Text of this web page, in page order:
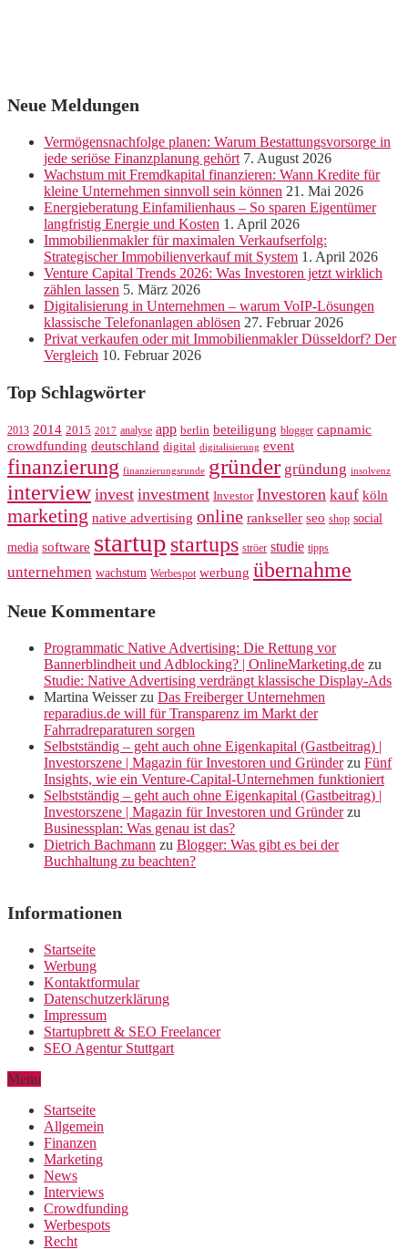
Neue Meldungen
Vermögensnachfolge planen: Warum Bestattungsvorsorge in
jede seriöse Finanzplanung gehört 7. August 2026
Wachstum mit Fremdkapital finanzieren: Wann Kredite für
kleine Unternehmen sinnvoll sein können 21. Mai 2026
Energieberatung Einfamilienhaus – So sparen Eigentümer
langfristig Energie und Kosten 1. April 2026
Immobilienmakler für maximalen Verkaufserfolg:
Strategischer Immobilienverkauf mit System 1. April 2026
Venture Capital Trends 2026: Was Investoren jetzt wirklich
zählen lassen 5. März 2026
Digitalisierung in Unternehmen – warum VoIP-Lösungen
klassische Telefonanlagen ablösen 27. Februar 2026
Privat verkaufen oder mit Immobilienmakler Düsseldorf? Der
Vergleich 10. Februar 2026
Top Schlagwörter
2013 2014 2015 2017 analyse app berlin beteiligung blogger capnamic
crowdfunding deutschland digital digitalisierung event
finanzierung finanzierungsrunde gründer gründung insolvenz
interview invest investment Investor Investoren kauf köln
marketing native advertising online rankseller seo shop social
media software startup startups ströer studie tipps
unternehmen wachstum Werbespot werbung übernahme
Neue Kommentare
Programmatic Native Advertising: Die Rettung vor
Bannerblindheit und Adblocking? | OnlineMarketing.de zu
Studie: Native Advertising verdrängt klassische Display-Ads
Martina Weisserzu Das Freiberger Unternehmen
reparadius.de will für Transparenz im Markt der
Fahrradreparaturen sorgen
Selbstständig – geht auch ohne Eigenkapital (Gastbeitrag) |
Investorszene | Magazin für Investoren und Gründerzu Fünf
Insights, wie ein Venture-Capital-Unternehmen funktioniert
Selbstständig – geht auch ohne Eigenkapital (Gastbeitrag) |
Investorszene | Magazin für Investoren und Gründerzu
Businessplan: Was genau ist das?
Dietrich Bachmann zu Blogger: Was gibt es bei der
Buchhaltung zu beachten?
Informationen
Startseite
Werbung
Kontaktformular
Datenschutzerklärung
Impressum
Startupbrett & SEO Freelancer
SEO Agentur Stuttgart
Menu
Startseite
Allgemein
Finanzen
Marketing
News
Interviews
Crowdfunding
Werbespots
Recht